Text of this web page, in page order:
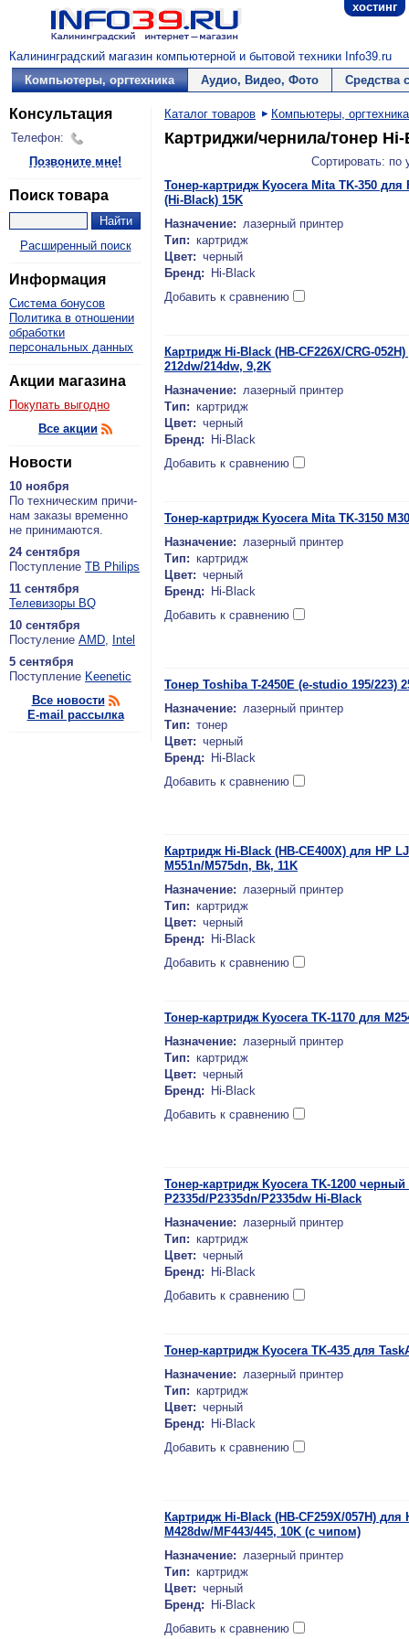
хостинг
Калининградский магазин компьютерной и бытовой техники Info39.ru
Компьютеры, оргтехника
Аудио, Видео, Фото Средства
Консультация
Телефон:
Позвоните мне!
Поиск товара
Расширенный поиск
Информация
Система бонусов
Политика в отношении
обработки
персональных данных
Акции магазина
Покупать выгодно
Все акции
Новости
10 ноября
По тех­ни­че­ским при­чи­
нам за­ка­зы вре­мен­но
не при­ни­ма­ют­ся.
24 сентября
По­ступ­ле­ние ТВ Philips
11 сентября
Теле­ви­зо­ры BQ
10 сентября
По­сту­ле­ние AMD, Intel
5 сентября
По­ступ­ле­ние Keenetic
Все новости
E-mail рассылка
Каталог товаров Компьютеры, оргтехника
Картриджи/чернила/тонер
Сортировать:
Тонер-картридж Kyocera Mita TK-350 для
(Hi-Black) 15K
Назначение: лазерный принтер
Тип: картридж
Цвет: черный
Бренд:
Hi-Black
Добавить к сравнению
Картридж Hi-Black (HB-CF226X/CRG-
212dw/214dw, 9,2K
Назначение: лазерный принтер
Тип: картридж
Цвет: черный
Бренд:
Hi-Black
Добавить к сравнению
Тонер-картридж Kyocera Mita TK-3150
Назначение: лазерный принтер
Тип: картридж
Цвет: черный
Бренд:
Hi-Black
Добавить к сравнению
Тонер Toshiba T-2450E (e-studio 195/223)
Назначение: лазерный принтер
Тип: тонер
Цвет: черный
Бренд:
Hi-Black
Добавить к сравнению
Картридж Hi-Black (HB-CE400X) для HP
M551n/M575dn, Bk, 11K
Назначение: лазерный принтер
Тип: картридж
Цвет: черный
Бренд:
Hi-Black
Добавить к сравнению
Тонер-картридж Kyocera TK-1170 для
Назначение: лазерный принтер
Тип: картридж
Цвет: черный
Бренд:
Hi-Black
Добавить к сравнению
Тонер-картридж Kyocera TK-1200
P2335d/P2335dn/P2335dw Hi-Black
Назначение: лазерный принтер
Тип: картридж
Цвет: черный
Бренд:
Hi-Black
Добавить к сравнению
Тонер-картридж Kyocera TK-435 для
Назначение: лазерный принтер
Тип: картридж
Цвет: черный
Бренд:
Hi-Black
Добавить к сравнению
Картридж Hi-Black (HB-CF259X/057H) для
M428dw/MF443/445, 10K (c чипом)
Назначение: лазерный принтер
Тип: картридж
Цвет: черный
Бренд:
Hi-Black
Добавить к сравнению